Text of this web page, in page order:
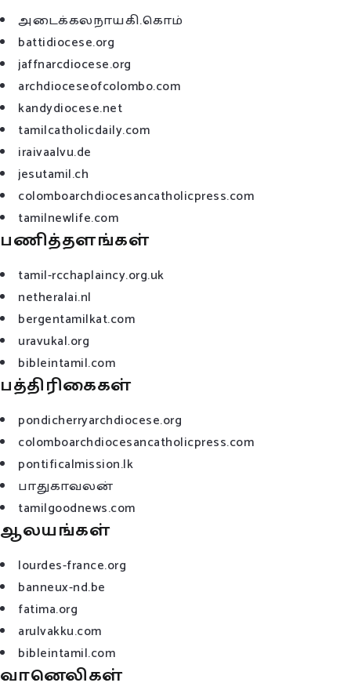
அடைக்கலநாயகி.கொம்
battidiocese.org
jaffnarcdiocese.org
archdioceseofcolombo.com
kandydiocese.net
tamilcatholicdaily.com
iraivaalvu.de
jesutamil.ch
colomboarchdiocesancatholicpress.com
tamilnewlife.com
பணித்தளங்கள்
tamil-rcchaplaincy.org.uk
netheralai.nl
bergentamilkat.com
uravukal.org
bibleintamil.com
பத்திரிகைகள்
pondicherryarchdiocese.org
colomboarchdiocesancatholicpress.com
pontificalmission.lk
பாதுகாவலன்
tamilgoodnews.com
ஆலயங்கள்
lourdes-france.org
banneux-nd.be
fatima.org
arulvakku.com
bibleintamil.com
வானெலிகள்